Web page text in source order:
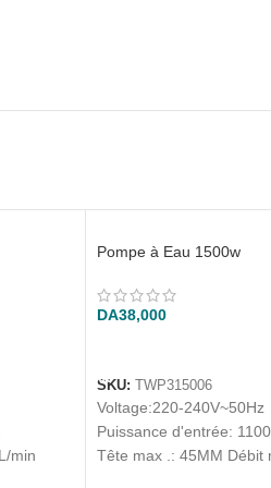
min
Pompe à Eau 1500w
DA38,000
SKU: TWP315006
Voltage:220-240V~50Hz
Puissance d'entrée:
Tête max .: 45MM Débit